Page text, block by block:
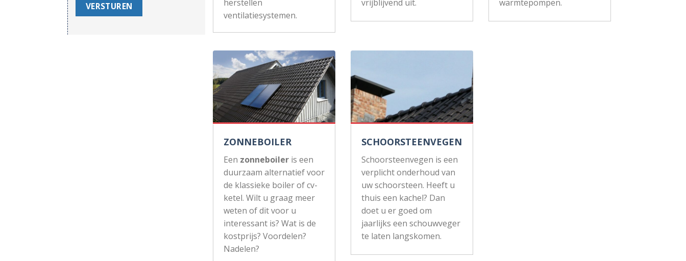
herstellen
ventilatiesystemen.
vrijblijvend uit.
warmtepompen.
ZONNEBOILER
Een zonneboiler is een
duurzaam alternatief voor
de klassieke boiler of cv-
ketel. Wilt u graag meer
weten of dit voor u
interessant is? Wat is de
kostprijs? Voordelen?
Nadelen?
SCHOORSTEENVEGEN
Schoorsteenvegen is een
verplicht onderhoud van
uw schoorsteen. Heeft u
thuis een kachel? Dan
doet u er goed om
jaarlijks een schouwveger
te laten langskomen.